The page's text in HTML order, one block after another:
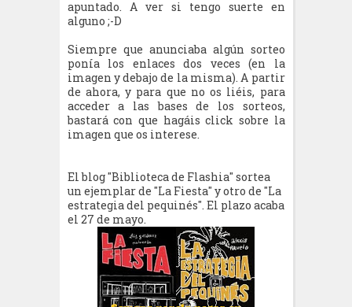
apuntado. A ver si tengo suerte en
alguno ;-D
Siempre que anunciaba algún sorteo
ponía los enlaces dos veces (en la
imagen y debajo de la misma). A partir
de ahora, y para que no os liéis, para
acceder a las bases de los sorteos,
bastará con que hagáis click sobre la
imagen que os interese.
El blog "Biblioteca de Flashia" sortea
un ejemplar de "La Fiesta" y otro de "La
estrategia del pequinés". El plazo acaba
el 27 de mayo.